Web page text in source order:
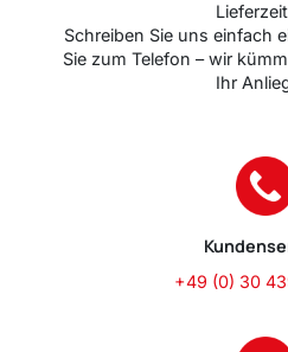
Schreiben Sie uns einfach
Sie zum Telefon – wir
Ihr
+49 (0) 30